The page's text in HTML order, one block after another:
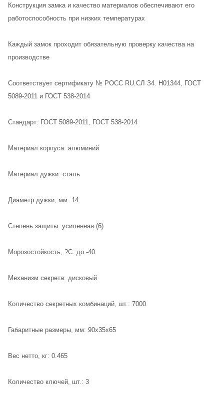
Конструкция замка и качество материалов обеспечивают его
работоспособность при низких температурах
Каждый замок проходит обязательную проверку качества на
производстве
Соответствует сертификату № РОСС RU.СЛ З4. Н01344, ГОСТ
5089-2011 и ГОСТ 538-2014
Стандарт: ГОСТ 5089-2011, ГОСТ 538-2014
Материал корпуса: алюминий
Материал дужки: сталь
Диаметр дужки, мм: 14
Степень защиты: усиленная (6)
Морозостойкость, ?C: до -40
Механизм секрета: дисковый
Количество секретных комбинаций, шт.: 7000
Габаритные размеры, мм: 90х35х65
Вес нетто, кг: 0.465
Количество ключей, шт.: 3